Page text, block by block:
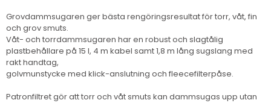
Grovdammsugaren ger bästa rengöringsresultat för torr, våt, fin
och grov smuts.
Våt- och torrdammsugaren har en robust och slagtålig
plastbehållare på 15 l, 4 m kabel samt 1,8 m lång sugslang med
rakt handtag,
golvmunstycke med klick-anslutning och fleecefilterpåse.
Patronfiltret gör att torr och våt smuts kan dammsugas upp utan